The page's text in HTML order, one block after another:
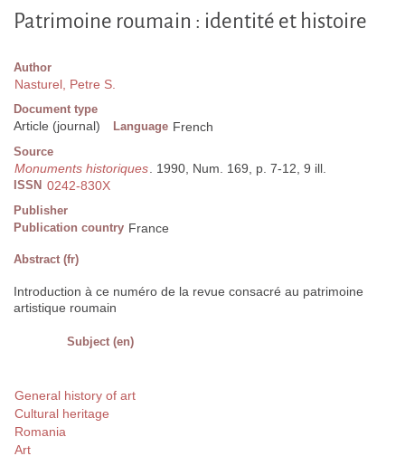
Patrimoine roumain : identité et histoire
Author
Nasturel, Petre S.
Document type
Article (journal) Language French
Source
Monuments historiques. 1990, Num. 169, p. 7-12, 9 ill.
ISSN 0242-830X
Publisher
Publication country France
Abstract (fr)
Introduction à ce numéro de la revue consacré au patrimoine
artistique roumain
Subject (en)
General history of art
Cultural heritage
Romania
Art